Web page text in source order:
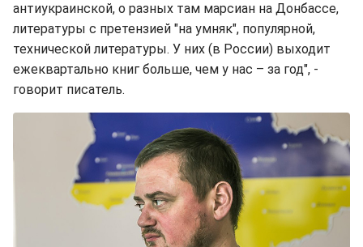
антиукраинской, о разных там марсиан на Донбассе,
литературы с претензией "на умняк", популярной,
технической литературы. У них (в России) выходит
ежеквартально книг больше, чем у нас – за год", -
говорит писатель.